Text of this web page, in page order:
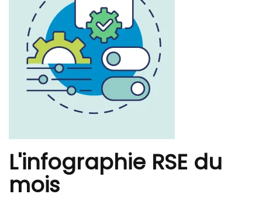
L'infographie RSE du
mois